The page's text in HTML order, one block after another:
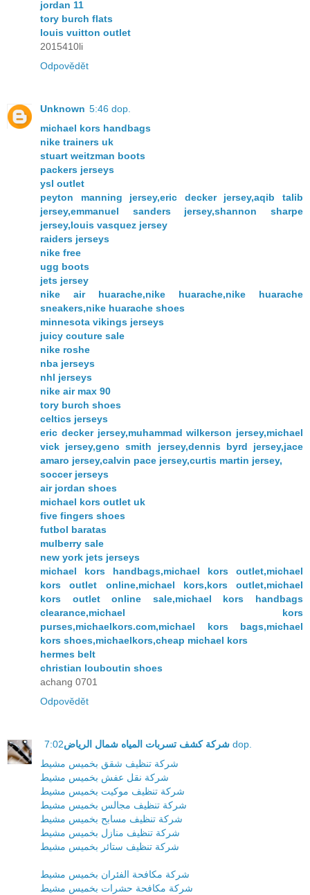
jordan 11
tory burch flats
louis vuitton outlet
2015410li
Odpovědět
Unknown 5:46 dop.
michael kors handbags
nike trainers uk
stuart weitzman boots
packers jerseys
ysl outlet
peyton manning jersey,eric decker jersey,aqib talib
jersey,emmanuel sanders jersey,shannon sharpe
jersey,louis vasquez jersey
raiders jerseys
nike free
ugg boots
jets jersey
nike air huarache,nike huarache,nike huarache
sneakers,nike huarache shoes
minnesota vikings jerseys
juicy couture sale
nike roshe
nba jerseys
nhl jerseys
nike air max 90
tory burch shoes
celtics jerseys
eric decker jersey,muhammad wilkerson jersey,michael
vick jersey,geno smith jersey,dennis byrd jersey,jace
amaro jersey,calvin pace jersey,curtis martin jersey,
soccer jerseys
air jordan shoes
michael kors outlet uk
five fingers shoes
futbol baratas
mulberry sale
new york jets jerseys
michael kors handbags,michael kors outlet,michael
kors outlet online,michael kors,kors outlet,michael
kors outlet online sale,michael kors handbags
clearance,michael kors
purses,michaelkors.com,michael kors bags,michael
kors shoes,michaelkors,cheap michael kors
hermes belt
christian louboutin shoes
achang 0701
Odpovědět
شركة كشف تسربات المياه شمال الرياض 7:02 dop.
شركة تنظيف شقق بخميس مشيط
شركة نقل عفش بخميس مشيط
شركة تنظيف موكيت بخميس مشيط
شركة تنظيف مجالس بخميس مشيط
شركة تنظيف مسابح بخميس مشيط
شركة تنظيف منازل بخميس مشيط
شركة تنظيف ستائر بخميس مشيط
شركة مكافحة الفئران بخميس مشيط
شركة مكافحة حشرات بخميس مشيط